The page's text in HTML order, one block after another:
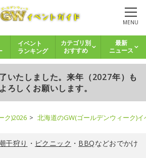
MENU
イベント
ランキング
カテゴリ別
おすすめ
最新
ニュース
いたしました。来年（2027年）も
ろしくお願いします。
ク)2026 北海道のGW(ゴールデンウィーク)
干狩り ・ ピクニック ・ BBQなどおでかけ